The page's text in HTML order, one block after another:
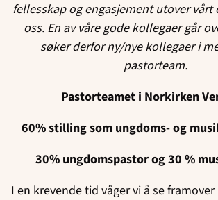
fellesskap og engasjement utover vårt
oss. En av våre gode kollegaer går
søker derfor ny/nye kollegaer i
pastorteam.
Pastorteamet i Norkirken
60% stilling som ungdoms- og
30% ungdomspastor og 30 %
I en krevende tid våger vi å se